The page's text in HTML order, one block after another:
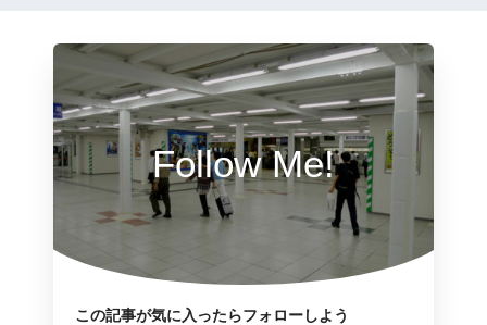
Follow Me!
この記事が気に入ったらフォローしよう